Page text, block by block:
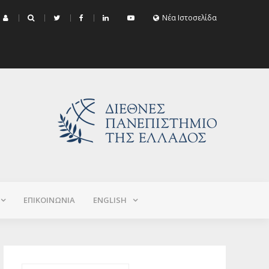
Εξεταστικής Σεπτεμβρίου 2026 (Χειμερινό+Εαρινό 2025-2026)
Νέα Ιστοσελίδα
ΕΠΙΚΟΙΝΩΝΙΑ ΕNGLISH